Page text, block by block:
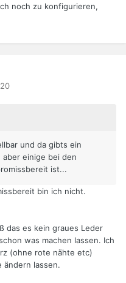
noch zu konfigurieren,
und da gibts ein
einige bei den
ist...
bin ich nicht.
das es kein graues Leder
was machen lassen. Ich
(ohne rote nähte etc)
ändern lassen.